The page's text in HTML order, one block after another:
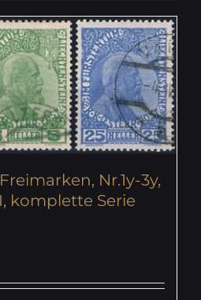
Nr.1y-3y,
komplette Serie